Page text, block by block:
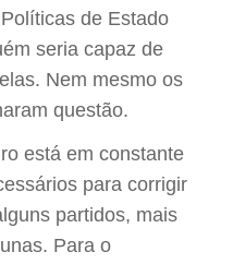
de Estado
seria capaz de
Nem mesmo os
questão.
está em constante
para corrigir
partidos, mais
Para o